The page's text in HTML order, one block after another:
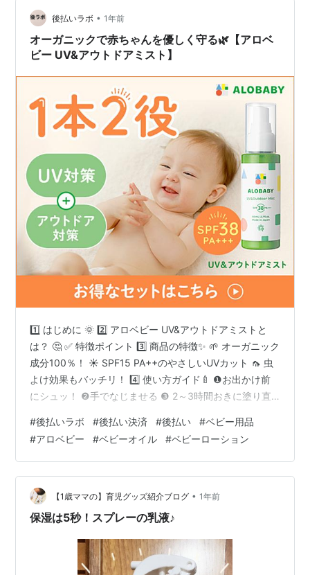
「乳液」を選ぶメリット 失敗しない乳液の選び方（赤ち
ゃんと兼用前提） 他の選択肢と…
後払いラボ • 1年前
オーガニックで赤ちゃんを優しく守る🌿【アロベ
ビー UV&アウトドアミスト】
1️⃣ はじめに 🌞 2️⃣ アロベビー UV&アウトドアミストと
は？ 🤔 ✅ 特徴ポイント 3️⃣ 商品の特徴✨ 🌱 オーガニック
成分100％！ ☀ SPF15 PA++のやさしいUVカット 🦟 虫
よけ効果もバッチリ！ 4️⃣ 使い方ガイド🍼 ❶お出かけ前
にシュッ！ ❷手でなじませる ❸ 2～3時間おきに塗り直
まとめ🎯 ※本サービス内ではアフィリエイト広告を利用
しています 1️⃣ はじめに 🌞 赤ちゃんの肌はとてもデリケ
ート🥺💖 だからこそ、紫外線や虫から優しく守ってあげ
たいですよね🌿 「アロベビー UV&アウトドアミスト…
#後払いラボ #後払い決済 #後払い #ベビー用品
#アロベビー #ベビーオイル #ベビーローション
【1歳ママの】育児グッズ紹介ブログ • 1年前
保湿は5秒！スプレーの乳液♪